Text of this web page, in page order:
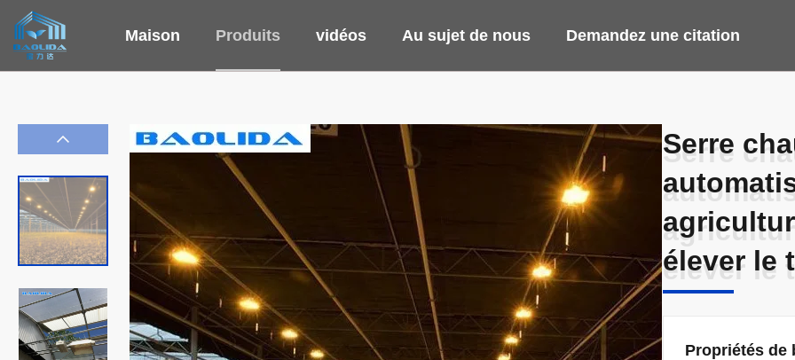
Maison Produits vidéos Au sujet de nous Demandez une citation
Serre
élever le
Serre
élever le
Propriétés de